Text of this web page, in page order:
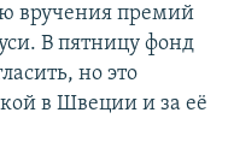
вручения премий
В пятницу фонд
но это
в Швеции и за её